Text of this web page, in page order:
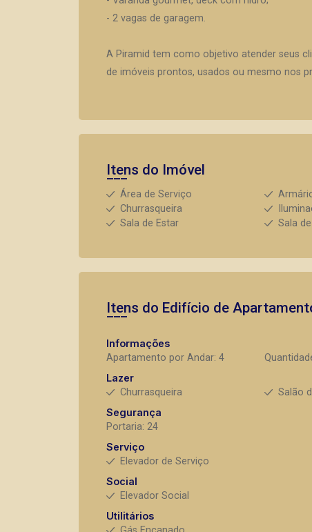
- 2 vagas de garagem.
A Piramid tem como objetivo atender seus
de imóveis prontos, usados ou mesmo nos
Itens do Imóvel
Área de Serviço
Churrasqueira
Sala de Estar
Sala
Itens do Edifício de
Informações
Apartamento por Andar: 4
Lazer
Churrasqueira
Salão
Segurança
Portaria: 24
Serviço
Elevador de Serviço
Social
Elevador Social
Utilitários